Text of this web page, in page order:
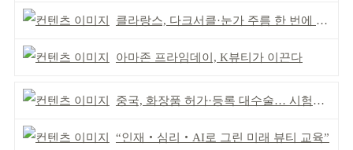
클라랑스, 다크서클·눈가 주름 한 번에 더블 케어
아마존 프라임데이, K뷰티가 이끈다
중국, 화장품 허가·등록 대수술… 시험자료 공용 허용
“인재‧심리‧AI로 그린 미래 뷰티 교육”